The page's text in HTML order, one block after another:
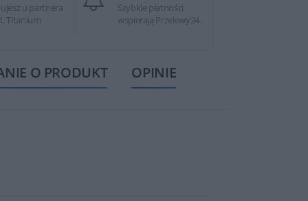
u partnera
Titanium
Szybkie płatności
wspierają Przelewy24
O PRODUKT OPINIE